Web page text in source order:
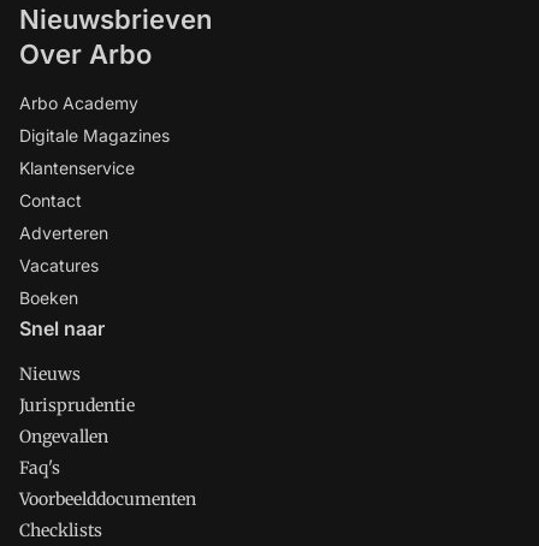
Nieuwsbrieven
Over Arbo
Arbo Academy
Digitale Magazines
Klantenservice
Contact
Adverteren
Vacatures
Boeken
Snel naar
Nieuws
Jurisprudentie
Ongevallen
Faq's
Voorbeelddocumenten
Checklists